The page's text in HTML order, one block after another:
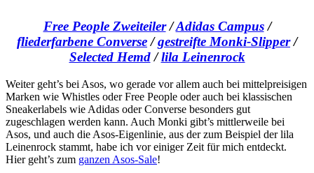
Free People Zweiteiler/Adidas Campus/
fliederfarbene Converse/gestreifte Monki-Slipper/
Selected Hemd/lila Leinenrock
Weiter geht’s bei Asos, wo gerade vor allem auch bei mittelpreisigen
Marken wie Whistles oder Free People oder auch bei klassischen
Sneakerlabels wie Adidas oder Converse besonders gut
zugeschlagen werden kann. Auch Monki gibt’s mittlerweile bei
Asos, und auch die Asos-Eigenlinie, aus der zum Beispiel der lila
Leinenrock stammt, habe ich vor einiger Zeit für mich entdeckt.
Hier geht’s zum ganzen Asos-Sale!